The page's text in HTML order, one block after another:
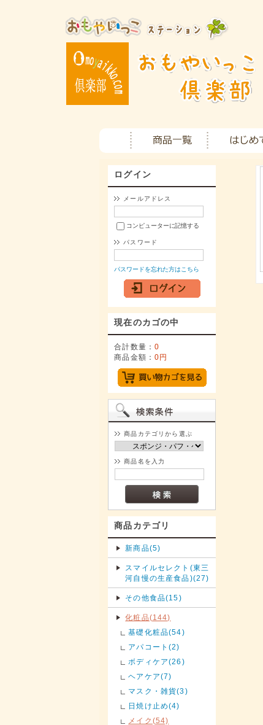
ログイン
メールアドレス
コンピューターに記憶する
パスワード
パスワードを忘れた方はこちら
現在のカゴの中
合計数量：0
商品金額：0円
商品カテゴリから選ぶ
商品名を入力
商品カテゴリ
新商品(5)
スマイルセレクト(東三
河自慢の生産食品)(27)
その他食品(15)
化粧品(144)
基礎化粧品(54)
アパコート(2)
ボディケア(26)
ヘアケア(7)
マスク・雑貨(3)
日焼け止め(4)
メイク(54)